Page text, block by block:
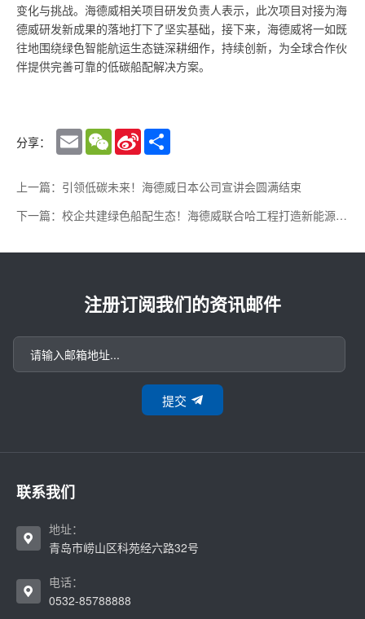
变化与挑战。海德威相关项目研发负责人表示，此次项目对接为海
德威研发新成果的落地打下了坚实基础，接下来，海德威将一如既
往地围绕绿色智能航运生态链深耕细作，持续创新，为全球合作伙
伴提供完善可靠的低碳船配解决方案。
分享： Email WeChatSina
Weibo
上一篇：引领低碳未来！海德威日本公司宣讲会圆满结束
下一篇：校企共建绿色船配生态！海德威联合哈工程打造新能源实验中心
注册订阅我们的资讯邮件
提交
联系我们
地址：
青岛市崂山区科苑经六路32号
电话：
0532-85788888